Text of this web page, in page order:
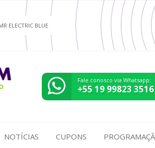
ELECTRIC BLUE
Fale conosco via Whatsapp:
+55 19 99823 3516
NOTÍCIAS CUPONS